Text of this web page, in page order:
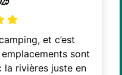
et c’est
sont
la rivières juste en